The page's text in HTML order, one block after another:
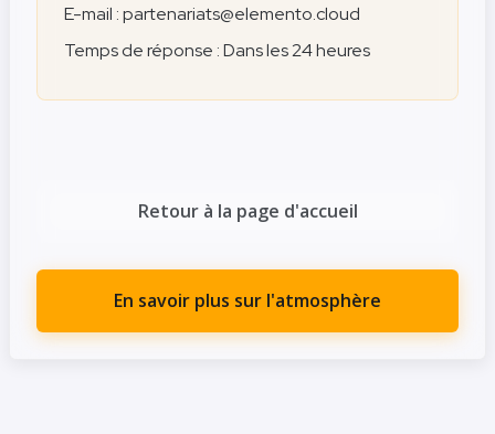
E-mail : partenariats@elemento.cloud
Temps de réponse : Dans les 24 heures
Retour à la page d'accueil
En savoir plus sur l'atmosphère